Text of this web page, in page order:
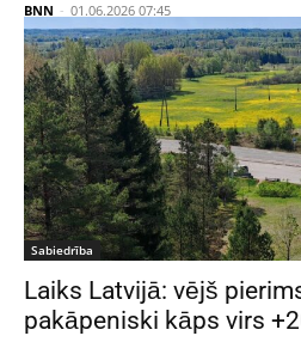
BNN - 01.06.2026 07:45
Sabiedrība
Laiks Latvijā: vējš
pakāpeniski kāps virs